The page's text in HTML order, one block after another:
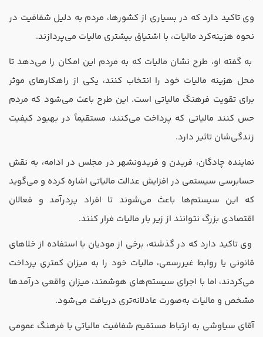
وی تاکید دارد که در بسیاری از کشورها، مردم به دلیل شفافیت در
نحوه هزینه‌کرد مالیات، با اشتیاق بیشتری مالیات می‌پردازند.
به گفته او، طرح نشان مالیات که به مردم این امکان را می‌دهد تا
محل هزینه مالیات خود را انتخاب کنند، یکی از راهکارهای موثر
برای تقویت فرهنگ مالیاتی است. این طرح باعث می‌شود که مردم
حس کنند مالیاتی که پرداخت می‌کنند، مستقیماً در بهبود کیفیت
زندگی‌شان تاثیر دارد.
نماینده چادگان، فریدن و فریدونشهر در مجلس در ادامه، به نقش
حسابرسی سیستمی در افزایش عدالت مالیاتی اشاره کرده و می‌گوید
که این سیستم‌ها باعث می‌شوند تا افراد پردرآمد و فعالان
اقتصادی بزرگ نتوانند از زیر بار مالیات فرار کنند.
وی تاکید دارد که در گذشته، برخی از مودیان با استفاده از خلاهای
قانونی یا روابط غیررسمی، مالیات خود را به میزان کمتری پرداخت
می‌کردند، اما با اجرای سیستم‌های هوشمند، میزان واقعی درآمدها
مشخص و مالیات به‌صورت عادلانه‌تری دریافت می‌شود.
آقای سیاوشی به ارتباط مستقیم شفافیت مالیاتی با فرهنگ عمومی